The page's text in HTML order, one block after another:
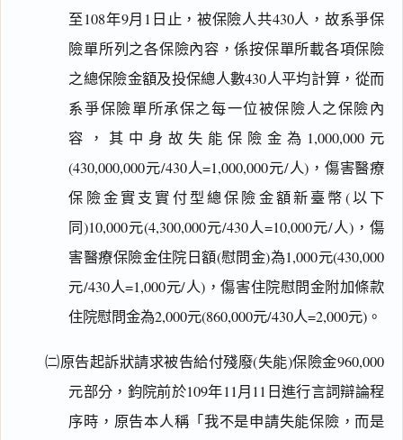
至108年9月1日止，被保險人共430人，故系爭保
險單所列之各保險內容，係按保單所載各項保險
之總保險金額及投保總人數430人平均計算，從而
系爭保險單所承保之每一位被保險人之保險內
容，其中身故失能保險金為1,000,000元
(430,000,000元/430人=1,000,000元/人)，傷害醫療
保險金實支實付型總保險金額新臺幣(以下
同)10,000元(4,300,000元/430人=10,000元/人)，傷
害醫療保險金住院日額(慰問金)為1,000元(430,000
元/430人=1,000元/人)，傷害住院慰問金附加條款
住院慰問金為2,000元(860,000元/430人=2,000元)。
㈡原告起訴狀請求被告給付殘廢(失能)保險金960,000
元部分，鈞院前於109年11月11日進行言詞辯論程
序時，原告本人稱「我不是申請失能保險，而是